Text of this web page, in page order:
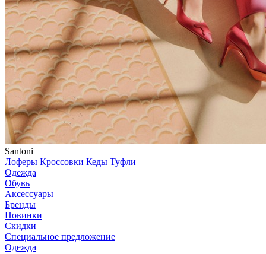
Santoni
Лоферы Кроссовки Кеды Туфли
Одежда
Обувь
Аксессуары
Бренды
Новинки
Скидки
Специальное предложение
Одежда